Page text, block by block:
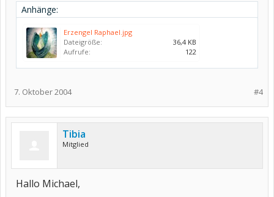
Anhänge:
Erzengel Raphael.jpg
Dateigröße:
36,4 KB
Aufrufe:
122
#4
7. Oktober 2004
Tibia
Mitglied
Hallo Michael,